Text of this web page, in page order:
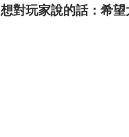
想對玩家說的話：希